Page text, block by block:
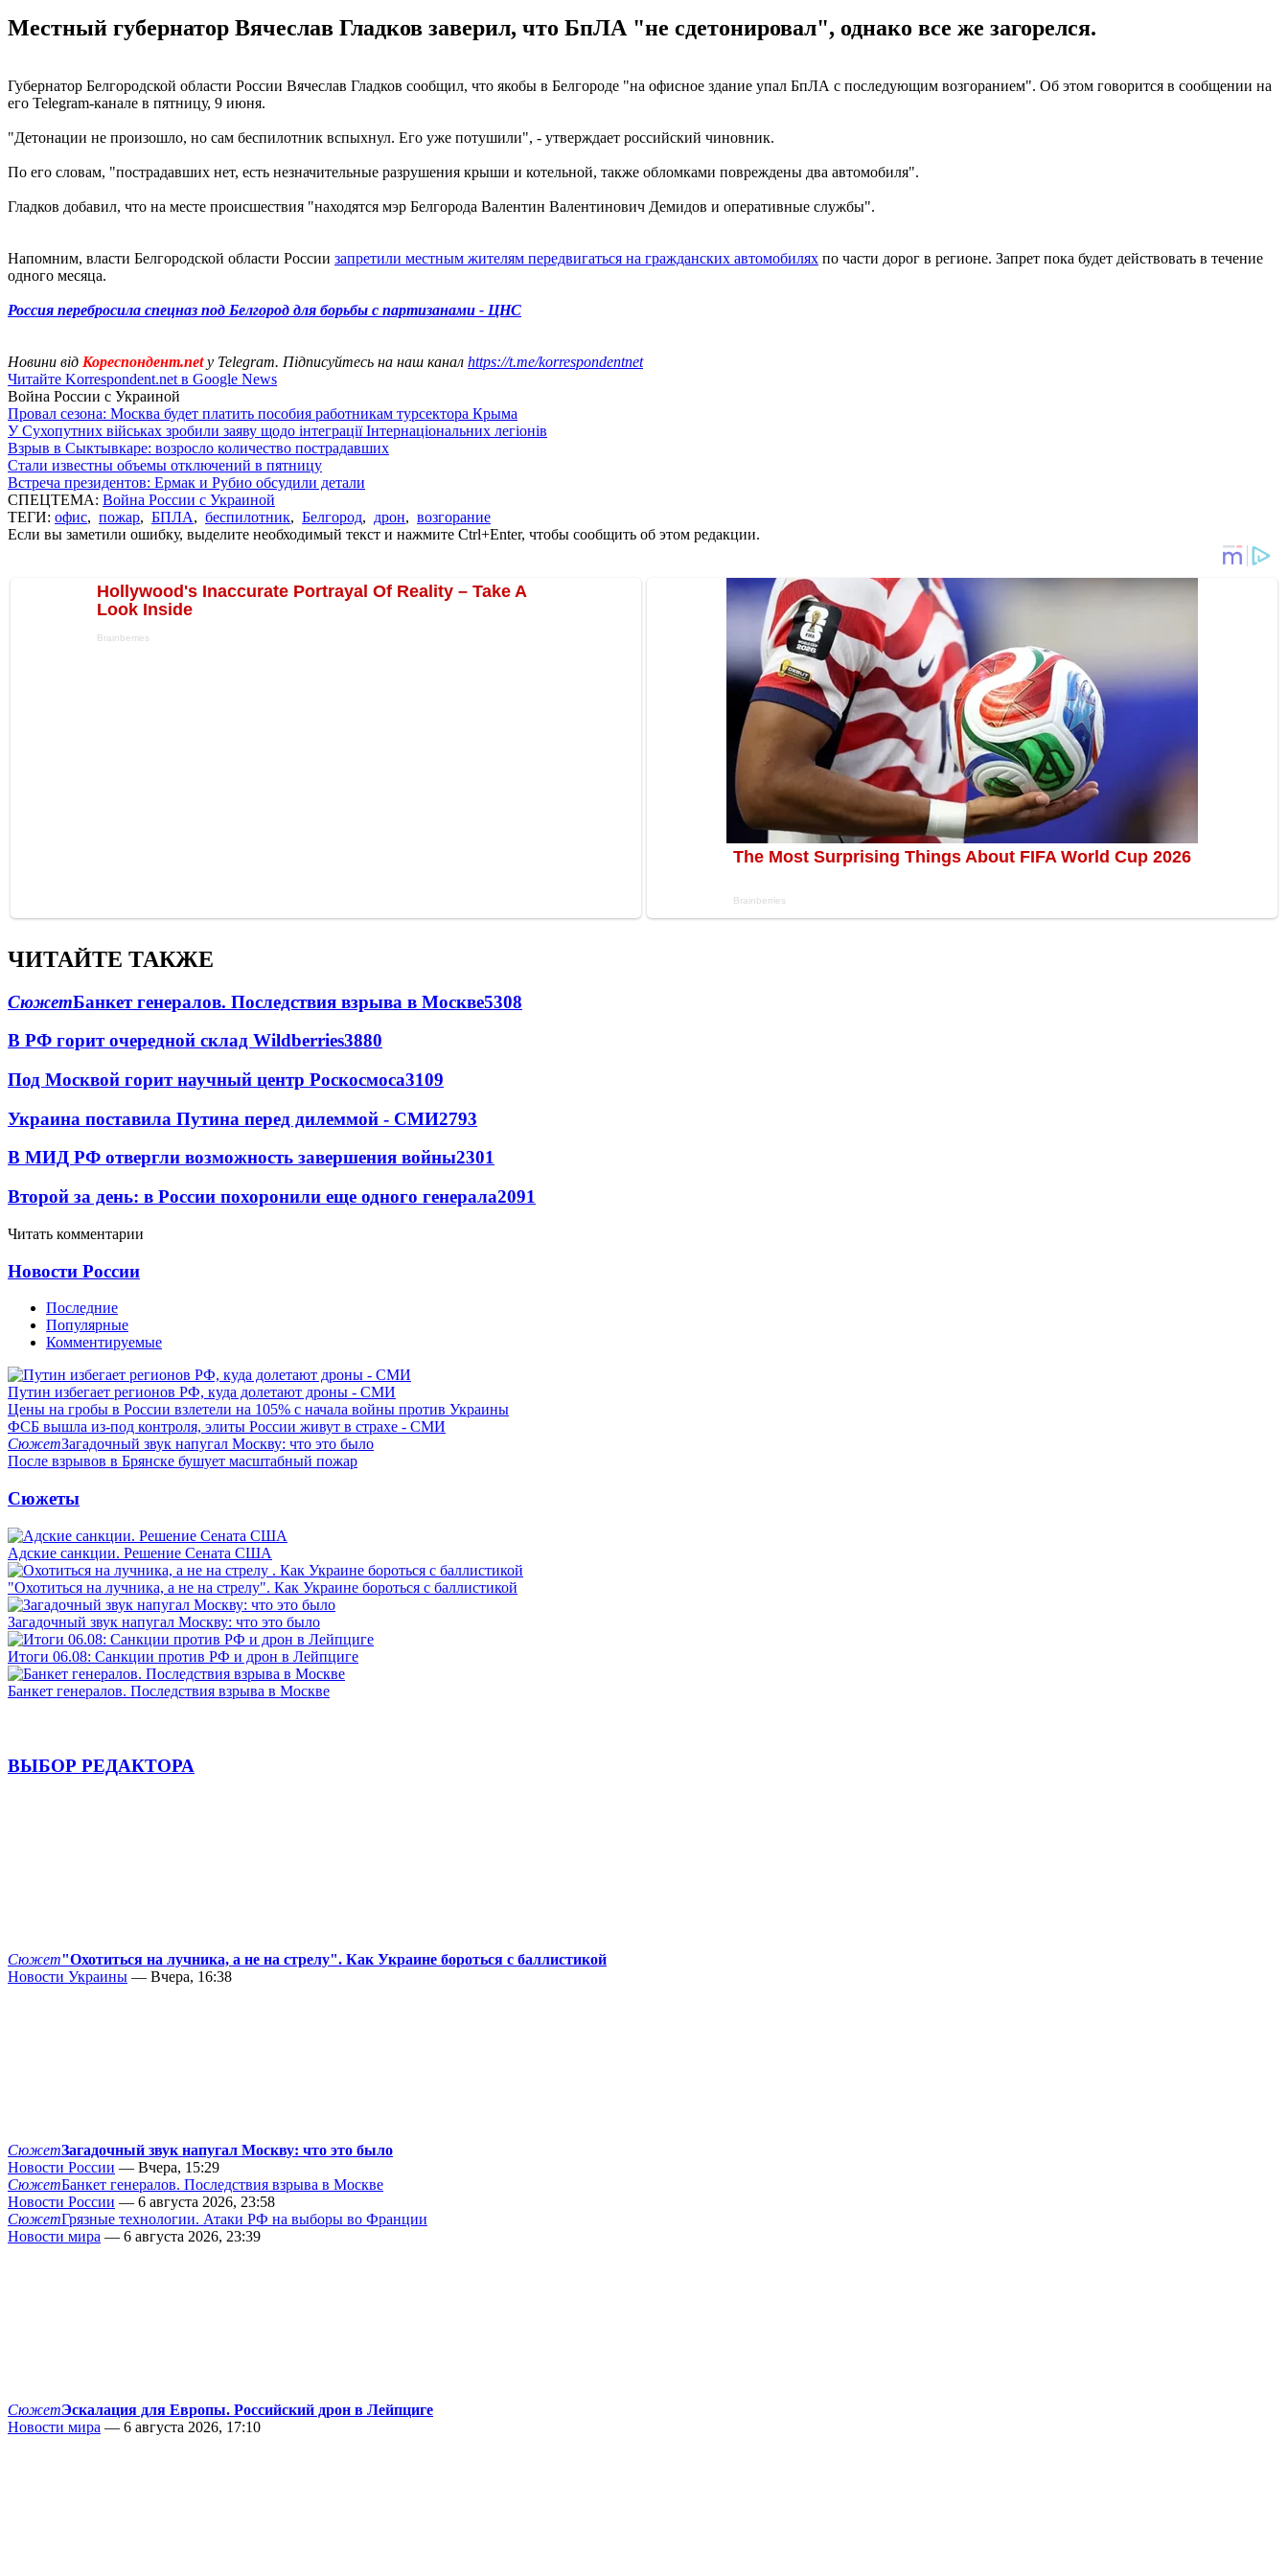
Местный губернатор Вячеслав Гладков заверил, что БпЛА "не сдетонировал", однако все же загорелся.
Губернатор Белгородской области России Вячеслав Гладков сообщил, что якобы в Белгороде "на офисное здание упал БпЛА с последующим возгоранием". Об этом говорится в сообщении на
его Telegram-канале в пятницу, 9 июня.
"Детонации не произошло, но сам беспилотник вспыхнул. Его уже потушили", - утверждает российский чиновник.
По его словам, "пострадавших нет, есть незначительные разрушения крыши и котельной, также обломками повреждены два автомобиля".
Гладков добавил, что на месте происшествия "находятся мэр Белгорода Валентин Валентинович Демидов и оперативные службы".
Напомним, власти Белгородской области России запретили местным жителям передвигаться на гражданских автомобилях по части дорог в регионе. Запрет пока будет действовать в течение
одного месяца.
Россия перебросила спецназ под Белгород для борьбы с партизанами - ЦНС
Новини від Кореспондент.netу Telegram. Підписуйтесь на наш канал https://t.me/korrespondentnet
Читайте Korrespondent.net в Google News
Война России с Украиной
Провал сезона: Москва будет платить пособия работникам турсектора Крыма
У Сухопутних військах зробили заяву щодо інтеграції Інтернаціональних легіонів
Взрыв в Сыктывкаре: возросло количество пострадавших
Стали известны объемы отключений в пятницу
Встреча президентов: Ермак и Рубио обсудили детали
СПЕЦТЕМА: Война России с Украиной
ТЕГИ: офис, пожар, БПЛА, беспилотник, Белгород, дрон, возгорание
Если вы заметили ошибку, выделите необходимый текст и нажмите Ctrl+Enter, чтобы сообщить об этом редакции.
ЧИТАЙТЕ ТАКЖЕ
СюжетБанкет генералов. Последствия взрыва в Москве5308
В РФ горит очередной склад Wildberries3880
Под Москвой горит научный центр Роскосмоса3109
Украина поставила Путина перед дилеммой - СМИ2793
В МИД РФ отвергли возможность завершения войны2301
Второй за день: в России похоронили еще одного генерала2091
Читать комментарии
Новости России
Последние
Популярные
Комментируемые
Путин избегает регионов РФ, куда долетают дроны - СМИ
Цены на гробы в России взлетели на 105% с начала войны против Украины
ФСБ вышла из-под контроля, элиты России живут в страхе - СМИ
СюжетЗагадочный звук напугал Москву: что это было
После взрывов в Брянске бушует масштабный пожар
Сюжеты
Адские санкции. Решение Сената США
"Охотиться на лучника, а не на стрелу". Как Украине бороться с баллистикой
Загадочный звук напугал Москву: что это было
Итоги 06.08: Санкции против РФ и дрон в Лейпциге
Банкет генералов. Последствия взрыва в Москве
ВЫБОР РЕДАКТОРА
Сюжет"Охотиться на лучника, а не на стрелу". Как Украине бороться с баллистикой
Новости Украины — Вчера, 16:38
СюжетЗагадочный звук напугал Москву: что это было
Новости России — Вчера, 15:29
СюжетБанкет генералов. Последствия взрыва в Москве
Новости России — 6 августа 2026, 23:58
СюжетГрязные технологии. Атаки РФ на выборы во Франции
Новости мира — 6 августа 2026, 23:39
СюжетЭскалация для Европы. Российский дрон в Лейпциге
Новости мира — 6 августа 2026, 17:10